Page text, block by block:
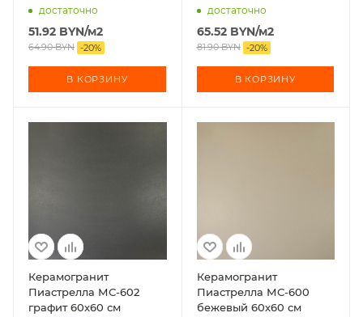
достаточно
51.92 BYN/м2
64.90BYN -20%
В КОРЗИНУ
достаточно
65.52BYN/м2
81.90BYN -20%
В КОРЗИНУ
Керамогранит
Пиастрелла МС-602
графит 60х60 см
Керамогранит
Пиастрелла МС-600
бежевый 60х60 см